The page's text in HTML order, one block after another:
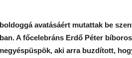
avatásáért mutattak be
A főcelebráns Erdő Péter
aki arra buzdított,